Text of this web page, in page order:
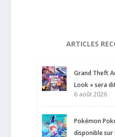
ARTICLES
Grand Theft
Look » sera
6 août 2026
Pokémon
disponible